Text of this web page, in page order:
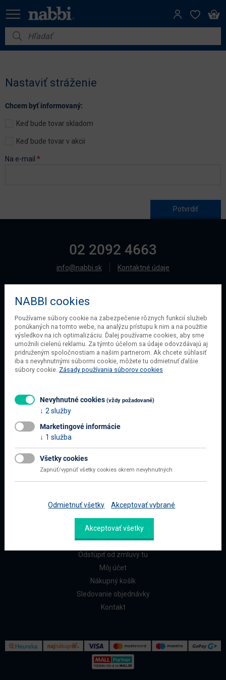
Nábytok
Dom a záhrada
Akcie
Nastaviť stráženie
Chcem byť informovaný:
Keď bude tovar skladom
Keď bude tovar v akcii
Na e-mail *
02 2092 4663
info@nabbi.sk Kontaktné údaje
O SPOLOČNOSTI
O našej spoločnosti
Obchodné podmienky
Ochrana osobných údajov
Blog
Všetko o nákupe
Najčastejšie otázky
Doprava a platba
ZÁKAZNÍCI
Reklamačný formulár
Odstúpiť od zmluvy tu
Môj účet
Nákupný košík
Sledovanie objednávky
Kontakt
NABBI cookies
Používame súbory cookie na zabezpečenie rôznych funkcií služieb
ponúkaných na tomto webe, na analýzu prístupu k nim a na použitie
výsledkov na ich optimalizáciu. Ďalej používame cookies, aby sme
umožnili cielenú reklamu. Za týmto účelom sa údaje odovzdávajú aj
pridruženým spoločnostiam a našim partnerom. Ak chcete súhlasiť
iba s nevyhnutnými súbormi cookie, môžete tu odmietnuť ďalšie
súbory cookie. Zásady používania súborov cookies
Nevyhnutné cookies (vždy požadované)
2 služby
Marketingové informácie
1 služba
Všetky cookies
Zapnúť/vypnúť všetky cookies okrem nevyhnutných
Odmietnuť všetky Akceptovať vybrané
Akceptovať všetky